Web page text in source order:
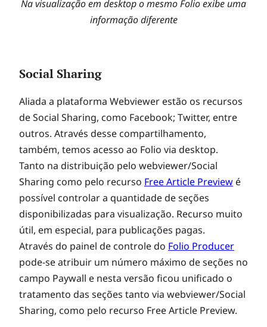
Na visualização em desktop o mesmo Folio exibe uma
informação diferente
Social Sharing
Aliada a plataforma Webviewer estão os recursos
de Social Sharing, como Facebook; Twitter, entre
outros. Através desse compartilhamento,
também, temos acesso ao Folio via desktop.
Tanto na distribuição pelo webviewer/Social
Sharing como pelo recurso Free Article Preview é
possível controlar a quantidade de seções
disponibilizadas para visualização. Recurso muito
útil, em especial, para publicações pagas.
Através do painel de controle do Folio Producer
pode-se atribuir um número máximo de seções no
campo Paywall e nesta versão ficou unificado o
tratamento das seções tanto via webviewer/Social
Sharing, como pelo recurso Free Article Preview.